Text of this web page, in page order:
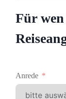
Für
Anrede